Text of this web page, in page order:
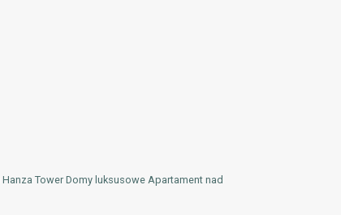
Tower Domy luksusowe Apartament nad